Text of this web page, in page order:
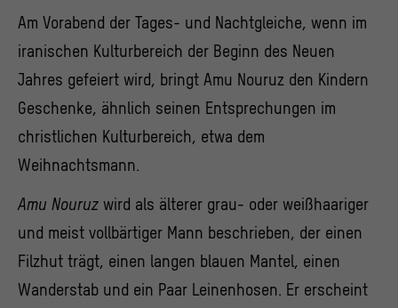
Am Vorabend der Tages- und Nachtgleiche, wenn im
iranischen Kulturbereich der Beginn des Neuen
Jahres gefeiert wird, bringt Amu Nouruz den Kindern
Geschenke, ähnlich seinen Entsprechungen im
christlichen Kulturbereich, etwa dem
Weihnachtsmann.
Amu Nouruz wird als älterer grau- oder weißhaariger
und meist vollbärtiger Mann beschrieben, der einen
Filzhut trägt, einen langen blauen Mantel, einen
Wanderstab und ein Paar Leinenhosen. Er erscheint